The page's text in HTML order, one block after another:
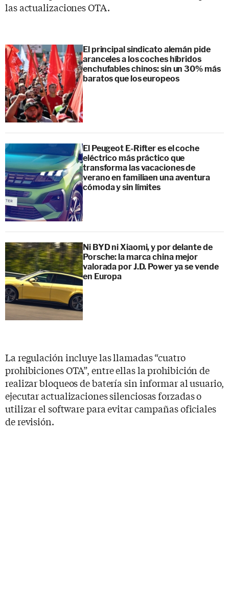
las actualizaciones OTA.
El principal sindicato alemán pide
aranceles a los coches híbridos
enchufables chinos: sin un 30% más
baratos que los europeos
El Peugeot E-Rifter es el coche
eléctrico más práctico que
transforma las vacaciones de
verano en familiaen una aventura
cómoda y sin límites
Ni BYD ni Xiaomi, y por delante de
Porsche: la marca china mejor
valorada por J.D. Power ya se vende
en Europa
La regulación incluye las llamadas “cuatro
prohibiciones OTA”, entre ellas la prohibición de
realizar bloqueos de batería sin informar al usuario,
ejecutar actualizaciones silenciosas forzadas o
utilizar el software para evitar campañas oficiales
de revisión.